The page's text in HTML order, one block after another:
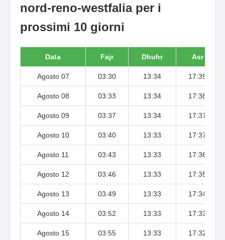
nord-reno-westfalia per i
prossimi 10 giorni
Data Fajr Dhuhr Asr
Agosto 07 03:30 13:34 17:39
Agosto 08 03:33 13:34 17:38
Agosto 09 03:37 13:34 17:37
Agosto 10 03:40 13:33 17:37
Agosto 11 03:43 13:33 17:36
Agosto 12 03:46 13:33 17:35
Agosto 13 03:49 13:33 17:34
Agosto 14 03:52 13:33 17:33
Agosto 15 03:55 13:33 17:32